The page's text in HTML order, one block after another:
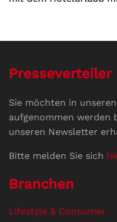
Presseverteiler
Sie möchten in
aufgenommen werden
unseren Newsletter
Bitte melden Sie sich
Branchen
Lifestyle & Consumer